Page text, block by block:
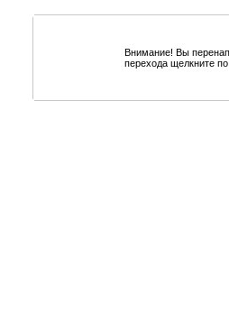
Внимание! Вы
перехода щелкните